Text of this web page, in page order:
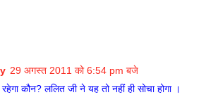
29 अगस्त 2011 को 6:54 pm बजे
कौन? ललित जी ने यह तो नहीं ही सोचा होगा ।